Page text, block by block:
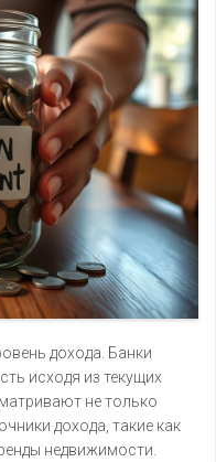
дохода. Банки
исходя из текущих
не только
дохода, такие как
недвижимости.